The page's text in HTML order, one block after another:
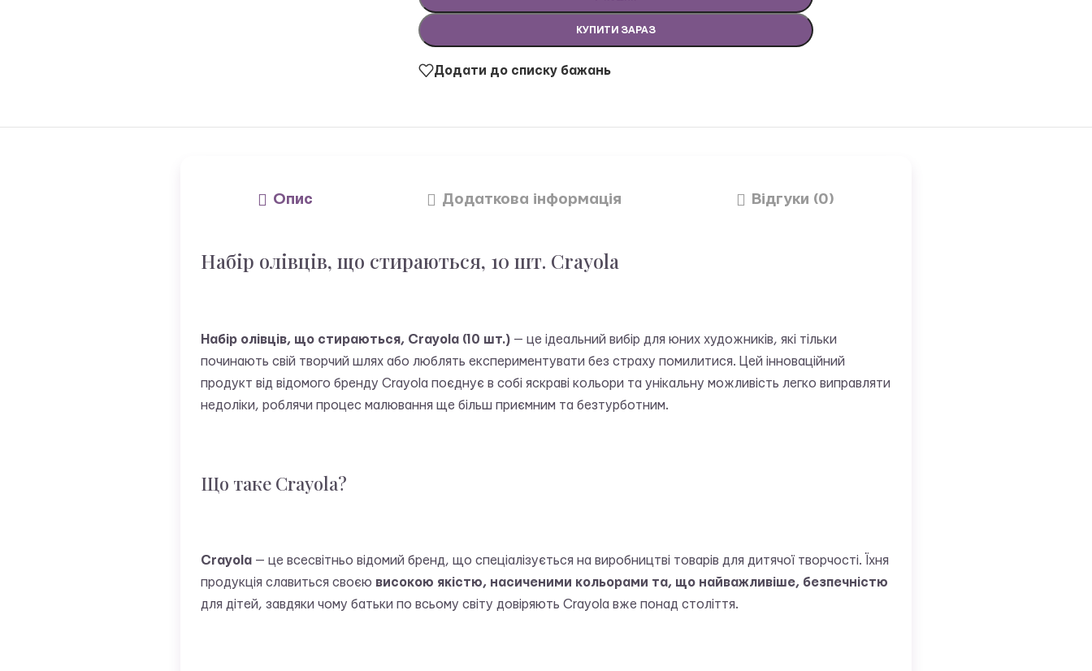
КУПИТИ ЗАРАЗ
Додати до списку бажань
Опис Додаткова інформація Відгуки (0)
Набір олівців, що стираються, 10 шт. Crayola
Набір олівців, що стираються, Crayola (10 шт.) — це ідеальний вибір для юних художників, які тільки
починають свій творчий шлях або люблять експериментувати без страху помилитися. Цей інноваційний
продукт від відомого бренду Crayola поєднує в собі яскраві кольори та унікальну можливість легко виправляти
недоліки, роблячи процес малювання ще більш приємним та безтурботним.
Що таке Crayola?
Crayola — це всесвітньо відомий бренд, що спеціалізується на виробництві товарів для дитячої творчості. Їхня
продукція славиться своєю високою якістю, насиченими кольорами та, що найважливіше, безпечністю
для дітей, завдяки чому батьки по всьому світу довіряють Crayola вже понад століття.